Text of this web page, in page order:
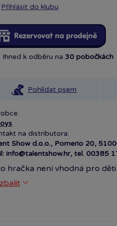
Přihlásit do klubu
Rezervovat na prodejně
Ihned k odběru na30 pobočkách
Pohlídat psem
na distributora:
Show d.o.o., Pomerio 20,
info@talentshow.hr, tel. 00385
hračka není vhodná pro
malé části, kteeré